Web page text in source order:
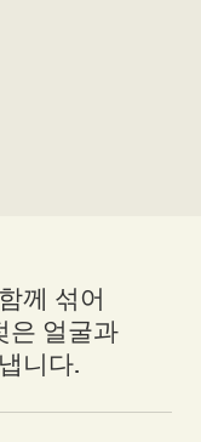
께 섞어
은 얼굴과
니다.